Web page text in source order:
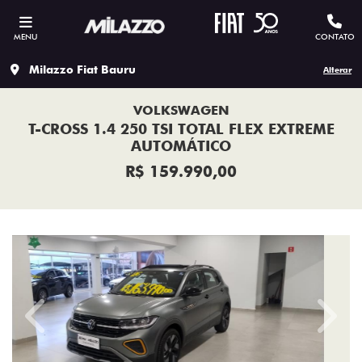
MENU CONTATO
Milazzo Fiat Bauru Alterar
VOLKSWAGEN
T-CROSS 1.4 250 TSI TOTAL FLEX EXTREME
AUTOMÁTICO
R$ 159.990,00
Previous Next